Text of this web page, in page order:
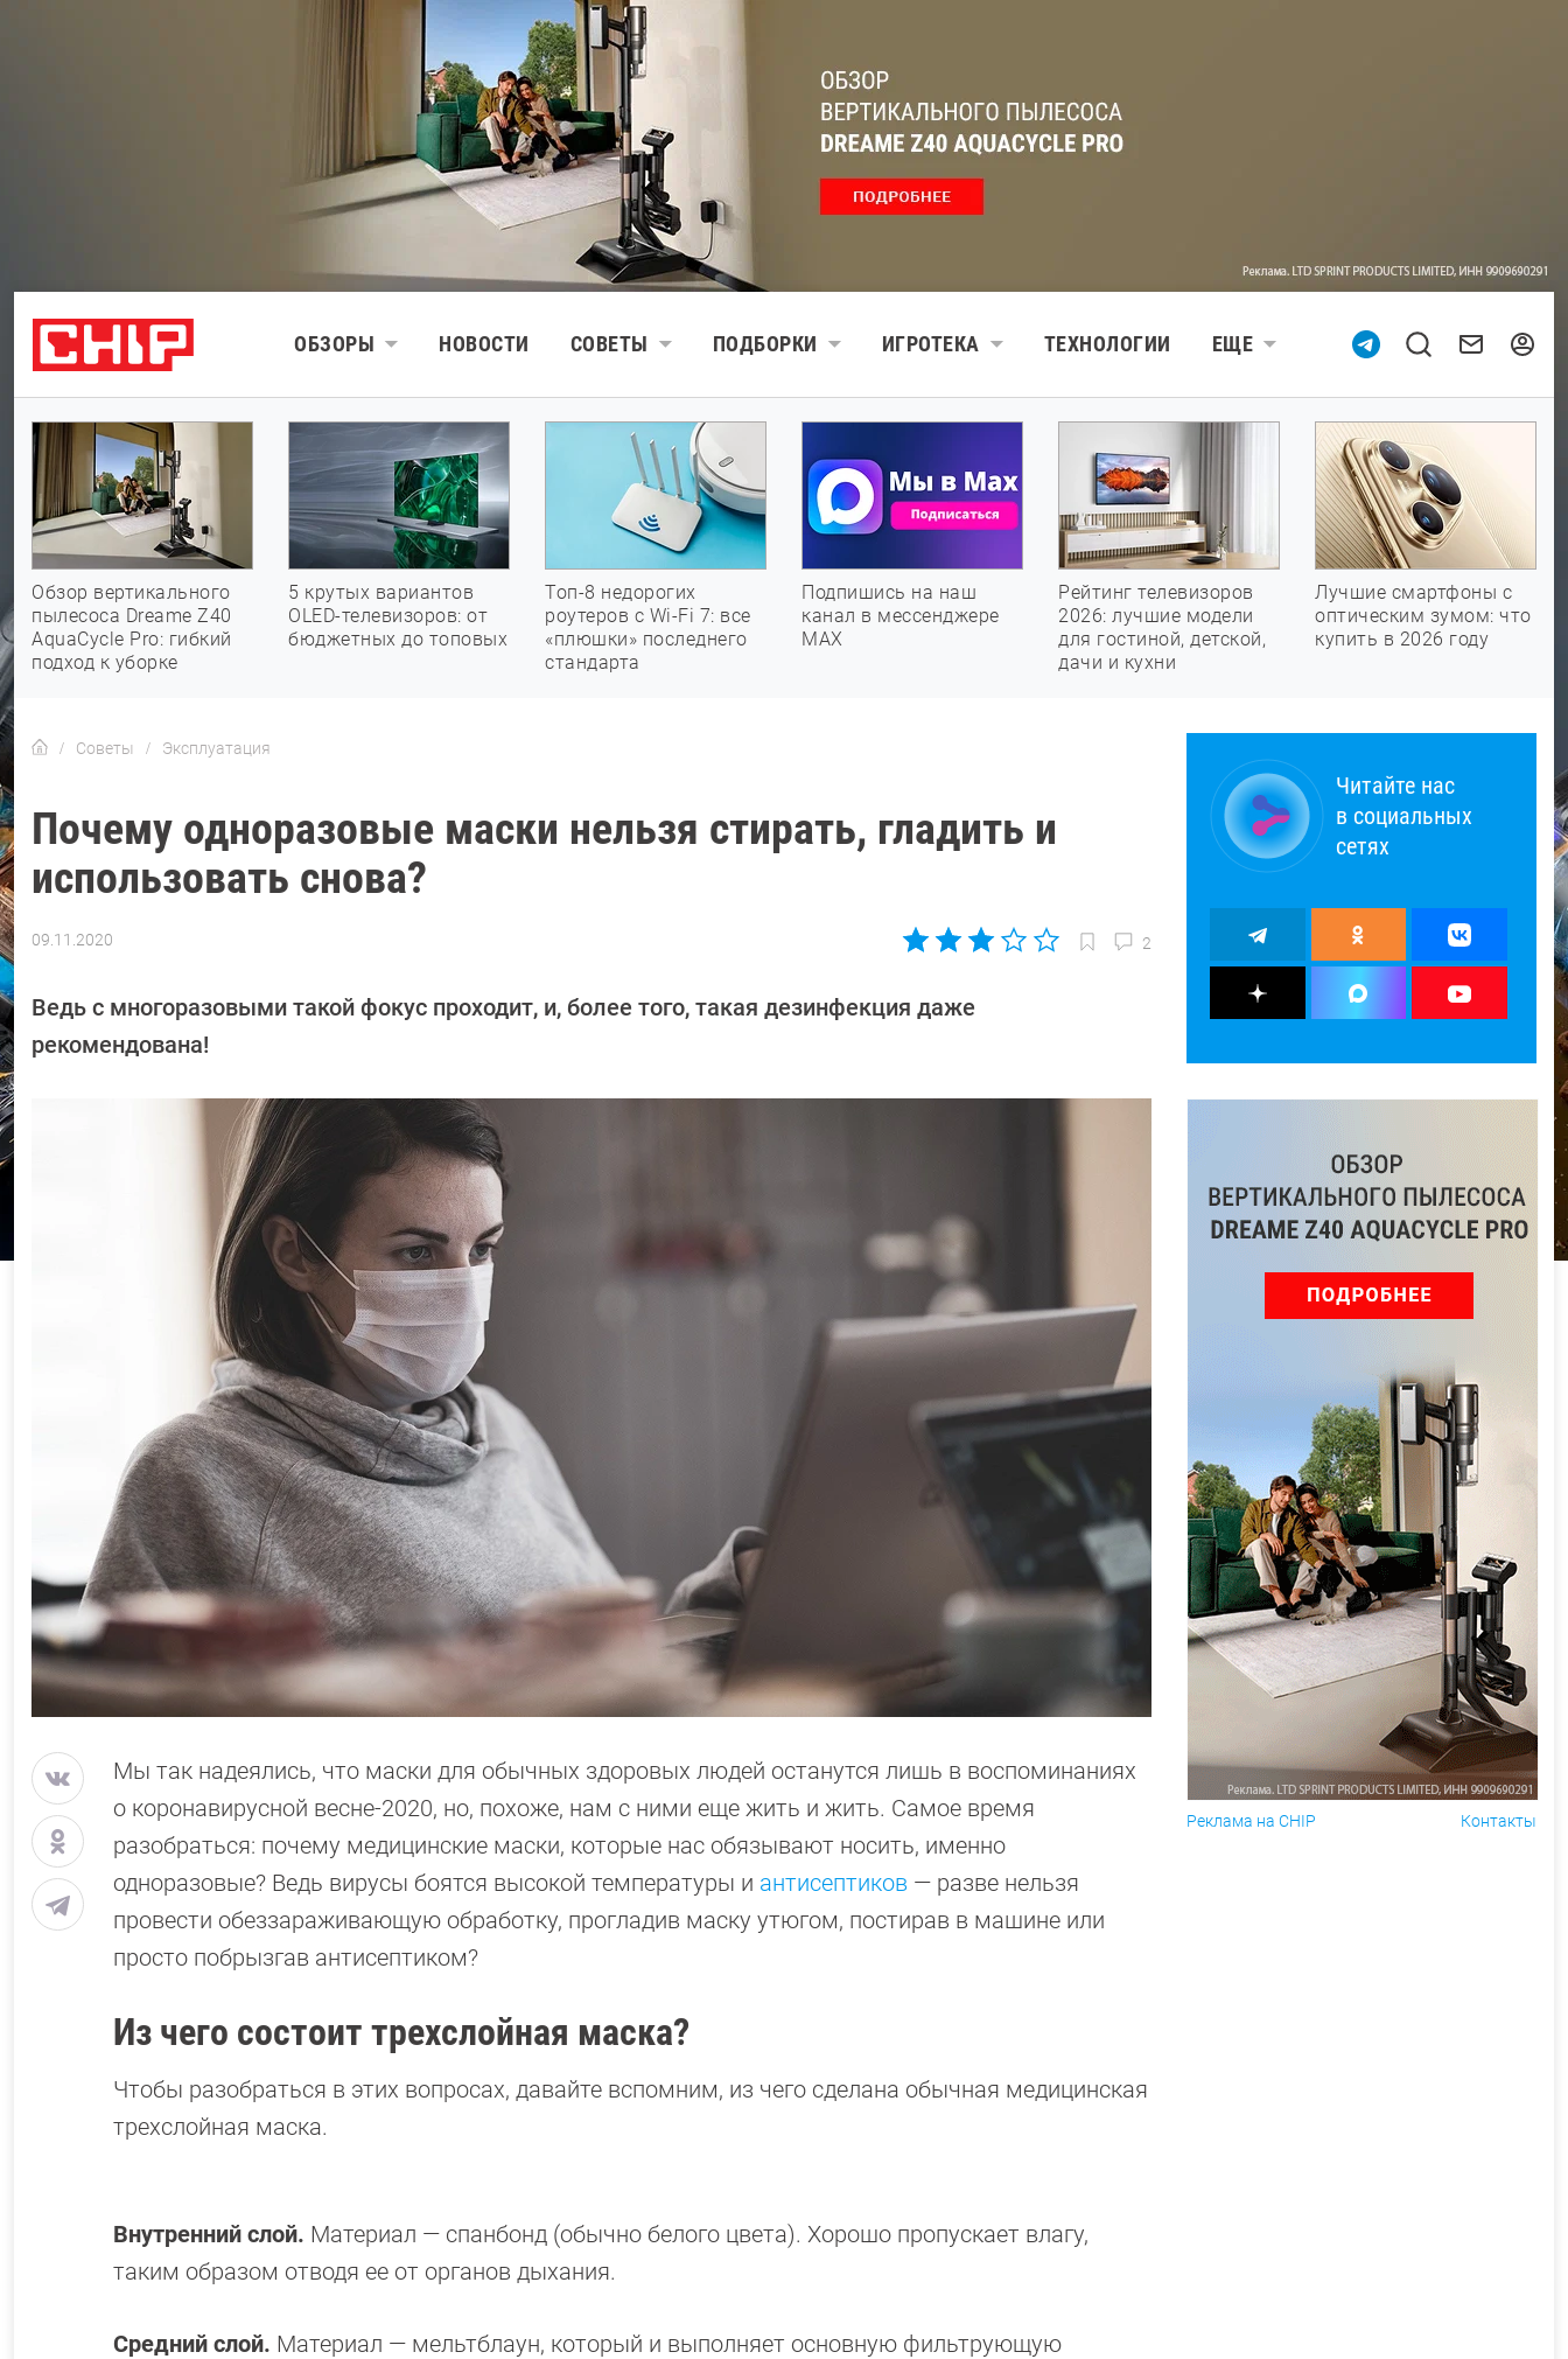
ОБЗОРЫ НОВОСТИ СОВЕТЫ ПОДБОРКИ ИГРОТЕКА ТЕХНОЛОГИИ ЕЩЕ
Обзор вертикального
пылесоса Dreame Z40
AquaCycle Pro: гибкий
подход к уборке
5 крутых вариантов
OLED-телевизоров: от
бюджетных до топовых
Топ-8 недорогих
роутеров с Wi-Fi 7: все
«плюшки» последнего
стандарта
Подпишись на наш
канал в мессенджере
МАХ
Рейтинг телевизоров
2026: лучшие модели
для гостиной, детской,
дачи и кухни
Лучшие смартфоны с
оптическим зумом: что
купить в 2026 году
Советы Эксплуатация
Почему одноразовые маски нельзя стирать, гладить и
использовать снова?
09.11.2020
Воробьев
2
Ведь с многоразовыми такой фокус проходит, и, более того, такая дезинфекция даже
рекомендована!
Мы так надеялись, что маски для обычных здоровых людей останутся лишь в воспоминаниях
о коронавирусной весне-2020, но, похоже, нам с ними еще жить и жить. Самое время
разобраться: почему медицинские маски, которые нас обязывают носить, именно
одноразовые? Ведь вирусы боятся высокой температуры и антисептиков — разве нельзя
провести обеззараживающую обработку, прогладив маску утюгом, постирав в машине или
просто побрызгав антисептиком?
Из чего состоит трехслойная маска?
Чтобы разобраться в этих вопросах, давайте вспомним, из чего сделана обычная медицинская
трехслойная маска.
Внутренний слой. Материал — спанбонд (обычно белого цвета). Хорошо пропускает влагу,
таким образом отводя ее от органов дыхания.
Средний слой. Материал — мельтблаун, который и выполняет основную фильтрующую
Читайте нас
в социальных
сетях
Реклама на CHIP Контакты